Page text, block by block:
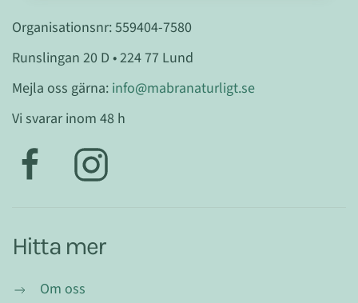
Organisationsnr: 559404-7580
Runslingan 20 D • 224 77 Lund
Mejla oss gärna: info@mabranaturligt.se
Vi svarar inom 48 h
Hitta mer
Om oss